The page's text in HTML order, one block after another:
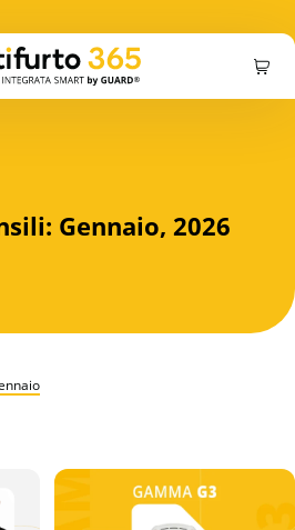
Gennaio, 2026